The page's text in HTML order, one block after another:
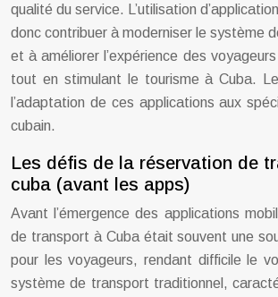
qualité du service. L’utilisation
donc contribuer à moderniser le système
et à améliorer l’expérience des
tout en stimulant le tourisme à Cuba.
l’adaptation de ces applications aux
cubain.
Les défis de la réservation de
cuba (avant les apps)
Avant l’émergence des applications
de transport à Cuba était souvent une
pour les voyageurs, rendant difficile le
système de transport traditionnel,